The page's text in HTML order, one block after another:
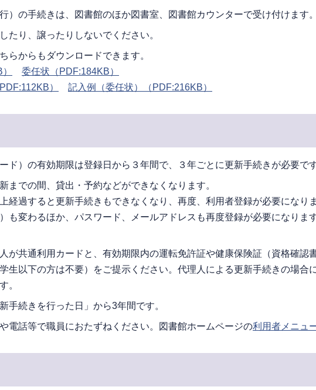
）の手続きは、図書館のほか図書室、図書館カウンターで受け付けます。
たり、譲ったりしないでください。
らからもダウンロードできます。
委任状 （PDF:184KB）
）
記入例（委任状） （PDF:216KB）
ド）の有効期限は登録日から３年間で、３年ごとに更新手続きが必要です
までの間、貸出・予約などができなくなります。
経過すると更新手続きもできなくなり、再度、利用者登録が必要になり
も変わるほか、パスワード、メールアドレスも再度登録が必要になりま
が共通利用カードと、有効期限内の運転免許証や健康保険証（資格確認
生以下の方は不要）をご提示ください。代理人による更新手続きの場合
。
手続きを行った日」から3年間です。
電話等で職員におたずねください。図書館ホームページの利用者メニュ